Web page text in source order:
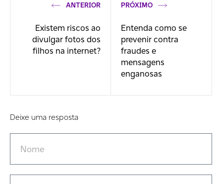
ANTERIOR
Existem riscos ao
divulgar fotos dos
filhos na internet?
PRÓXIMO
Entenda como se
prevenir contra
fraudes e
mensagens
enganosas
Deixe uma resposta